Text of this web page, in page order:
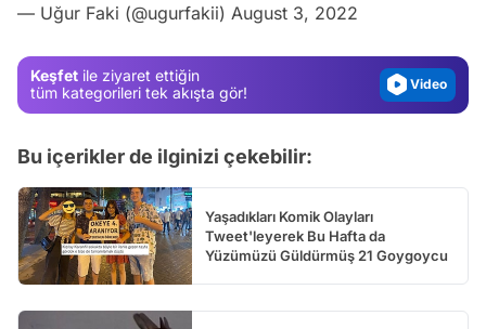
— Uğur Faki (@ugurfakii) August 3, 2022
Keşfet ile ziyaret ettiğin
tüm kategorileri tek akışta gör!
Test
Bu içerikler de ilginizi çekebilir:
Yaşadıkları Komik Olayları
Tweet'leyerek Bu Hafta da
Yüzümüzü Güldürmüş 21 Goygoycu